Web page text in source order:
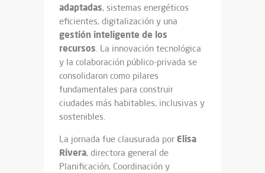
adaptadas, sistemas energéticos
eficientes, digitalización y una
gestión inteligente de los
recursos. La innovación tecnológica
y la colaboración público-privada se
consolidaron como pilares
fundamentales para construir
ciudades más habitables, inclusivas y
sostenibles.
La jornada fue clausurada por Elisa
Rivera, directora general de
Planificación, Coordinación y